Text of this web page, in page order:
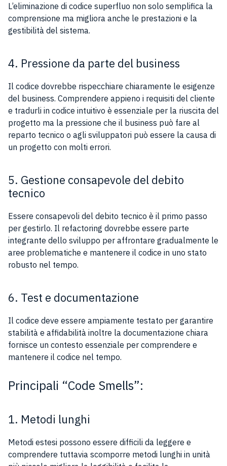
L’eliminazione di codice superfluo non solo semplifica la
comprensione ma migliora anche le prestazioni e la
gestibilità del sistema.
4. Pressione da parte del business
Il codice dovrebbe rispecchiare chiaramente le esigenze
del business. Comprendere appieno i requisiti del cliente
e tradurli in codice intuitivo è essenziale per la riuscita del
progetto ma la pressione che il business può fare al
reparto tecnico o agli sviluppatori può essere la causa di
un progetto con molti errori.
5. Gestione consapevole del debito
tecnico
Essere consapevoli del debito tecnico è il primo passo
per gestirlo. Il refactoring dovrebbe essere parte
integrante dello sviluppo per affrontare gradualmente le
aree problematiche e mantenere il codice in uno stato
robusto nel tempo.
6. Test e documentazione
Il codice deve essere ampiamente testato per garantire
stabilità e affidabilità inoltre la documentazione chiara
fornisce un contesto essenziale per comprendere e
mantenere il codice nel tempo.
Principali “Code Smells”:
1. Metodi lunghi
Metodi estesi possono essere difficili da leggere e
comprendere tuttavia scomporre metodi lunghi in unità